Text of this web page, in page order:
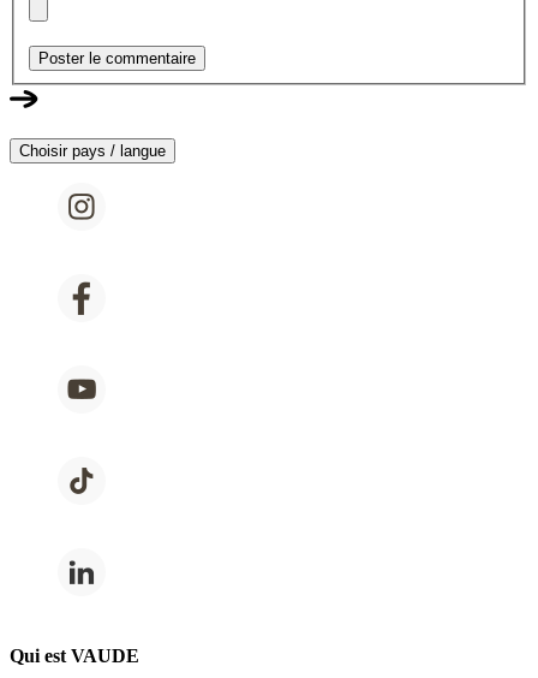
Poster le commentaire
Choisir pays / langue
Qui est VAUDE